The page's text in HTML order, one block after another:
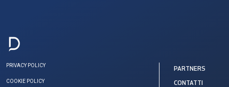
PRIVACY POLICY
COOKIE POLICY
PARTNERS
CONTATTI